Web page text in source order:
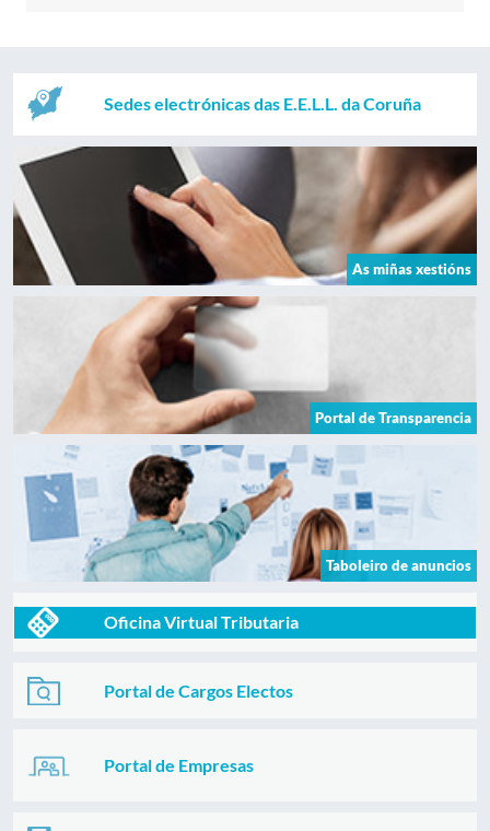
Sedes electrónicas das E.E.L.L. da Coruña
As miñas xestións
Portal de Transparencia
Taboleiro de anuncios
Oficina Virtual Tributaria
Portal de Cargos Electos
Portal de Empresas